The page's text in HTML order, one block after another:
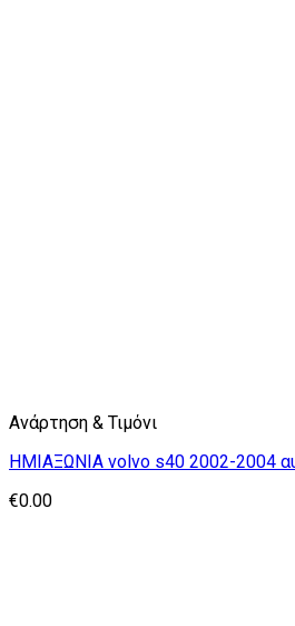
Ανάρτηση & Τιμόνι
ΗΜΙΑΞΩΝΙΑ volvo s40 2002-2004
€0.00